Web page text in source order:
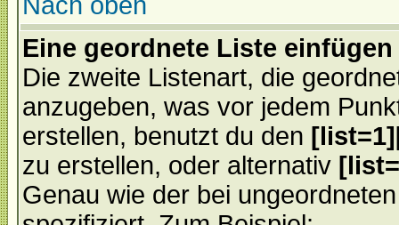
Eine geordnete Liste einfügen
Die zweite Listenart, die
anzugeben, was vor jedem
erstellen, benutzt du den
zu erstellen, oder alternativ
Genau wie der bei